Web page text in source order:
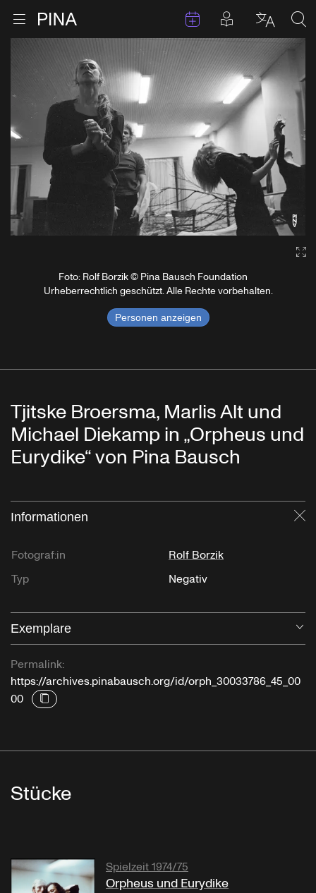
Menu öffnen TermineBeiträge in
Foto: Rolf Borzik © Pina Bausch Foundation
Urheberrechtlich geschützt. Alle Rechte vorbehalten.
Personen anzeigen
Tjitske Broersma, Marlis Alt und
Michael Diekamp in „Orpheus und
Eurydike“ von Pina Bausch
Informationen
Fotograf:in
Rolf Borzik
Typ
Negativ
Exemplare
Permalink:
https://archives.pinabausch.org/id/orph_30033786_45_00
00
Stücke
Spielzeit 1974/75
Orpheus und Eurydike